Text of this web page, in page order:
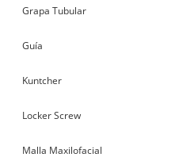
Grapa Tubular
Guía
Kuntcher
Locker Screw
Malla Maxilofacial